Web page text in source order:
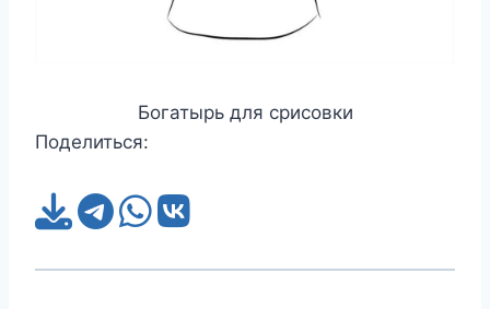
Богатырь для срисовки
Поделиться: